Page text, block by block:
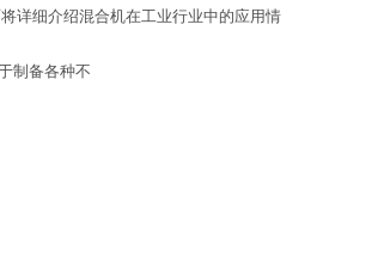
详细介绍混合机在工业行业中的应用情
制备各种不